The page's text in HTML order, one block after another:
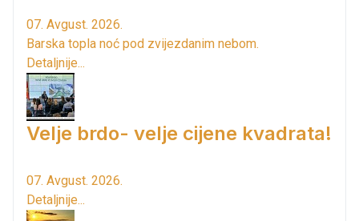
07. Avgust. 2026.
Barska topla noć pod zvijezdanim nebom.
Detaljnije...
Velje brdo- velje cijene kvadrata!
07. Avgust. 2026.
Detaljnije...